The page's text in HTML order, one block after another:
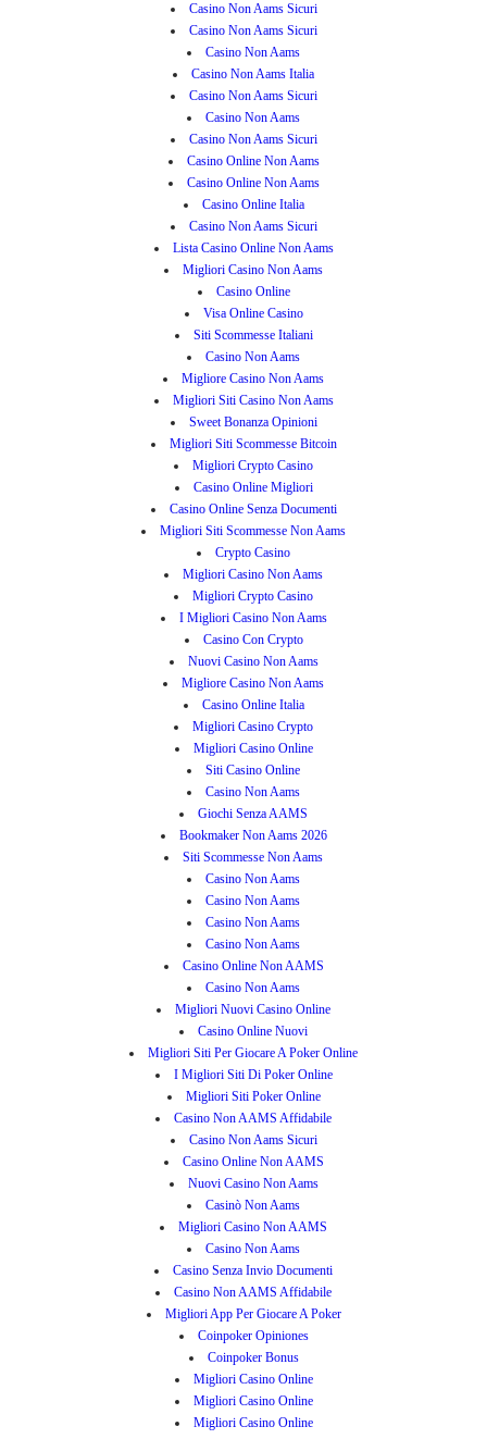
Casino Non Aams Sicuri
Casino Non Aams Sicuri
Casino Non Aams
Casino Non Aams Italia
Casino Non Aams Sicuri
Casino Non Aams
Casino Non Aams Sicuri
Casino Online Non Aams
Casino Online Non Aams
Casino Online Italia
Casino Non Aams Sicuri
Lista Casino Online Non Aams
Migliori Casino Non Aams
Casino Online
Visa Online Casino
Siti Scommesse Italiani
Casino Non Aams
Migliore Casino Non Aams
Migliori Siti Casino Non Aams
Sweet Bonanza Opinioni
Migliori Siti Scommesse Bitcoin
Migliori Crypto Casino
Casino Online Migliori
Casino Online Senza Documenti
Migliori Siti Scommesse Non Aams
Crypto Casino
Migliori Casino Non Aams
Migliori Crypto Casino
I Migliori Casino Non Aams
Casino Con Crypto
Nuovi Casino Non Aams
Migliore Casino Non Aams
Casino Online Italia
Migliori Casino Crypto
Migliori Casino Online
Siti Casino Online
Casino Non Aams
Giochi Senza AAMS
Bookmaker Non Aams 2026
Siti Scommesse Non Aams
Casino Non Aams
Casino Non Aams
Casino Non Aams
Casino Non Aams
Casino Online Non AAMS
Casino Non Aams
Migliori Nuovi Casino Online
Casino Online Nuovi
Migliori Siti Per Giocare A Poker Online
I Migliori Siti Di Poker Online
Migliori Siti Poker Online
Casino Non AAMS Affidabile
Casino Non Aams Sicuri
Casino Online Non AAMS
Nuovi Casino Non Aams
Casinò Non Aams
Migliori Casino Non AAMS
Casino Non Aams
Casino Senza Invio Documenti
Casino Non AAMS Affidabile
Migliori App Per Giocare A Poker
Coinpoker Opiniones
Coinpoker Bonus
Migliori Casino Online
Migliori Casino Online
Migliori Casino Online